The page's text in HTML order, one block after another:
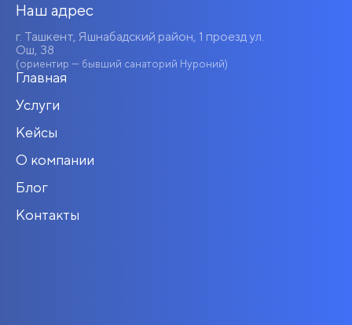
Наш адрес
г. Ташкент, Яшнабадский район, 1 проезд ул.
Ош, 38
(ориентир — бывший санаторий Нуроний)
Главная
Услуги
Кейсы
О компании
Блог
Контакты